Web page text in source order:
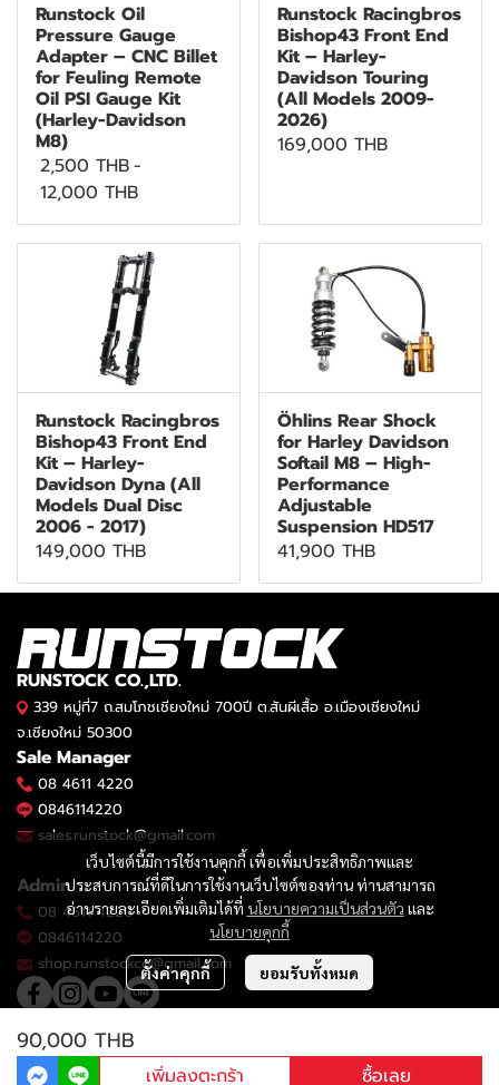
Runstock Oil
Pressure Gauge
Adapter – CNC Billet
for Feuling Remote
Oil PSI Gauge Kit
(Harley-Davidson
M8)
2,500 THB-
12,000 THB
Runstock Racingbros
Bishop43 Front End
Kit – Harley-
Davidson Touring
(All Models 2009-
2026)
169,000 THB
Runstock Racingbros
Bishop43 Front End
Kit – Harley-
Davidson Dyna (All
Models Dual Disc
2006 - 2017)
149,000 THB
Öhlins Rear Shock
for Harley Davidson
Softail M8 – High-
Performance
Adjustable
Suspension HD517
41,900 THB
90,000 THB
เพิ่มลงตะกร้า ซื้อเลย
เว็บไซต์นี้มีการใช้งานคุกกี้ เพื่อเพิ่มประสิทธิภาพและ
ประสบการณ์ที่ดีในการใช้งานเว็บไซต์ของท่าน ท่านสามารถ
อ่านรายละเอียดเพิ่มเติมได้ที่ นโยบายความเป็นส่วนตัว และ
นโยบายคุกกี้
ตั้งค่าคุกกี้ ยอมรับทั้งหมด
RUNSTOCK CO.,LTD.
339 หมู่ที่7 ถ.สมโภชเชียงใหม่ 700ปี ต.สันผีเสื้อ อ.เมืองเชียงใหม่
จ.เชียงใหม่ 50300
Sale Manager
08 4611 4220
0846114220
sales.runstock@gmail.com
Admin
08 4611 4220
0846114220
shop.runstockco@gmail.com
2023 © RUNSTOCK CO.,LTD.